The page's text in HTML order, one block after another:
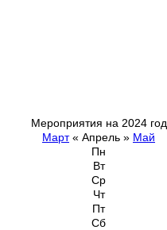
Мероприятия на 2024 год
Март« Апрель » Май
Пн
Вт
Ср
Чт
Пт
Сб